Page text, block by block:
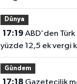
Dünya
17:19
yüzde 12,5 ek vergi
Gündem
17:18